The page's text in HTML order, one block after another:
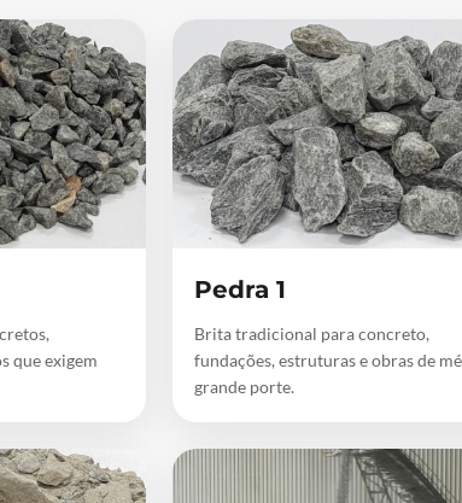
que exigem
Pedra 1
Brita tradicional para concreto,
fundações, estruturas e obras de
grande porte.